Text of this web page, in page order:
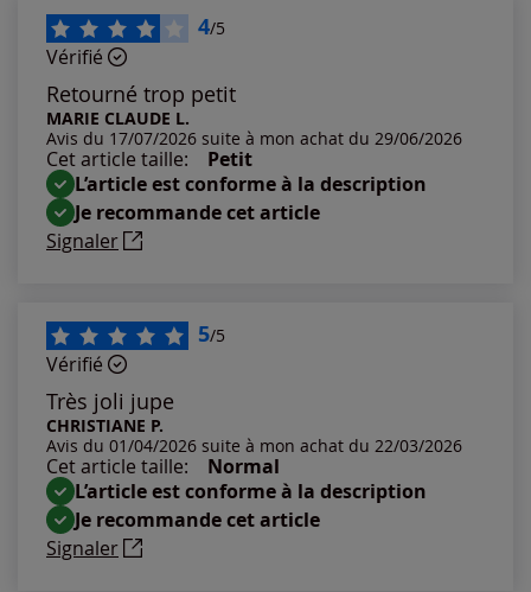
Les plus récents
Les plus anciens
Notes les plus élevées
Notes les plus basses
4/5
Vérifié
Retourné trop petit
MARIE CLAUDE L.
Avis du 17/07/2026 suite à mon achat du 29/06/2026
Cet article taille:
Petit
L’article est conforme à la description
Je recommande cet article
Signaler
5/5
Vérifié
Très joli jupe
CHRISTIANE P.
Avis du 01/04/2026 suite à mon achat du 22/03/2026
Cet article taille:
Normal
L’article est conforme à la description
Je recommande cet article
Signaler